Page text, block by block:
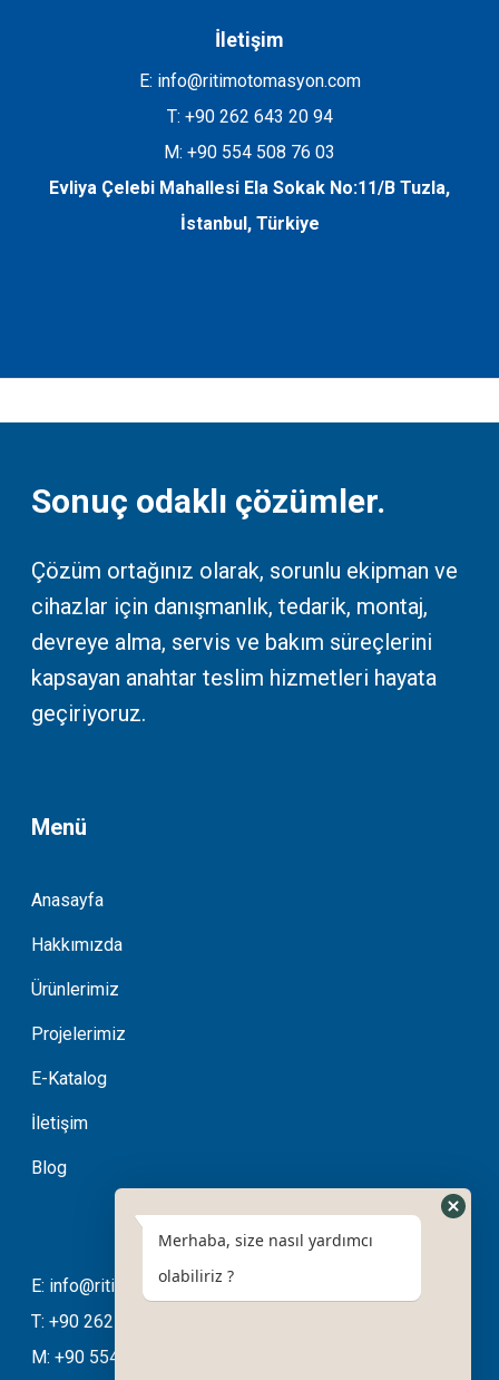
İletişim
E: info@ritimotomasyon.com
T: +90 262 643 20 94
M: +90 554 508 76 03
Evliya Çelebi Mahallesi Ela Sokak No:11/B Tuzla,
İstanbul, Türkiye
Sonuç odaklı çözümler.
Çözüm ortağınız olarak, sorunlu ekipman ve
cihazlar için danışmanlık, tedarik, montaj,
devreye alma, servis ve bakım süreçlerini
kapsayan anahtar teslim hizmetleri hayata
geçiriyoruz.
Menü
Anasayfa
Hakkımızda
Ürünlerimiz
Projelerimiz
E-Katalog
İletişim
Blog
E: info@ritimotomasyon.com
T: +90 262 643 20 94
M: +90 554 508 76 03
Merhaba, size nasıl yardımcı
olabiliriz ?